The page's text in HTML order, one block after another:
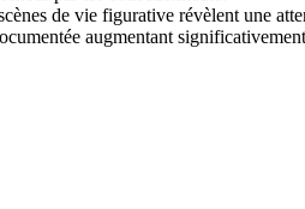
de vie figurative révèlent une
augmentant